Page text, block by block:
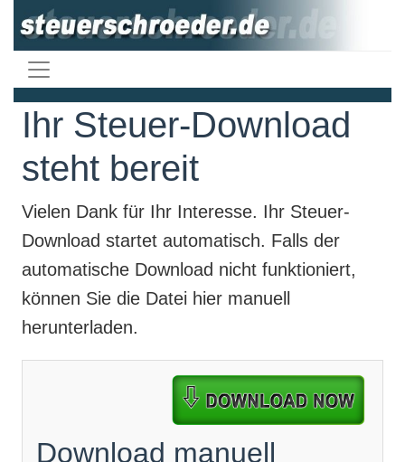
Ihr Steuer-Download
steht bereit
Vielen Dank für Ihr Interesse. Ihr Steuer-
Download startet automatisch. Falls der
automatische Download nicht funktioniert,
können Sie die Datei hier manuell
herunterladen.
Download manuell